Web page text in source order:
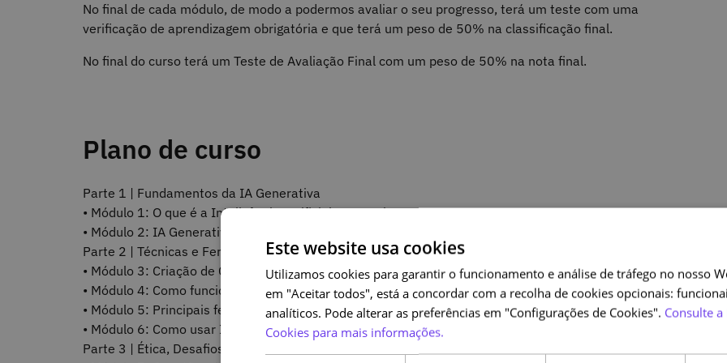
No final de cada módulo, de modo a podermos avaliar o seu progresso, terá um teste com uma
verificação de aprendizagem obrigatória e que terá um peso de 50% na classificação final.
No final do curso terá um Teste de Avaliação Final com um peso de 50% na nota final.
Plano de curso
Parte 1 | Fundamentos da IA Generativa
• Módulo 1: O que é a Inteligência Artificial Generativa?
• Módulo 2: IA Generativa na indústria
Parte 2 | Técnicas e Ferramentas de IA Generativa
• Módulo 3: Criação de Conteúdo com IA
• Módulo 4: Como funcionam os modelos de IA generativa
• Módulo 5: Principais ferramentas e plataformas de IA generativa
• Módulo 6: Como usar IA generativa?
Parte 3 | Ética, Desafios e o Futuro da IA Generativa
Este website usa cookies
Utilizamos cookies para garantir o funcionamento e análise de tráfego no nosso
em "Aceitar todos", está a concordar com a recolha de cookies opcionais:
analíticos. Pode alterar as preferências em "Configurações de Cookies". Consulte
Cookies para mais informações.